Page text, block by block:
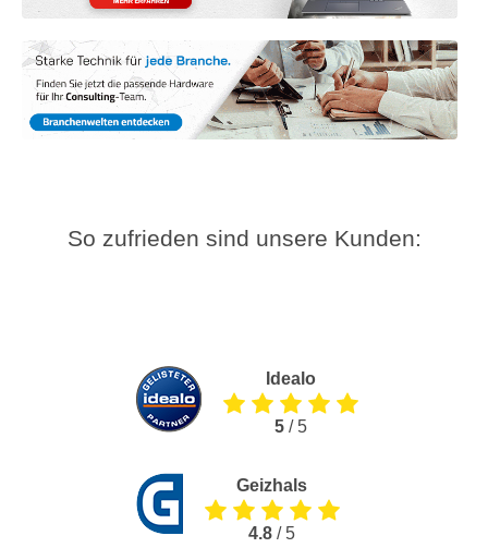
So zufrieden sind unsere Kunden:
Idealo
5/ 5
Geizhals
4.8 / 5